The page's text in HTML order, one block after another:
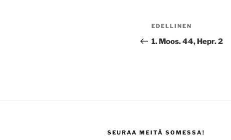
Artikkelien
selaus
Edellinen
artikkeli
EDELLINEN
1. Moos. 44, Hepr. 2
SEURAA MEITÄ SOMESSA!